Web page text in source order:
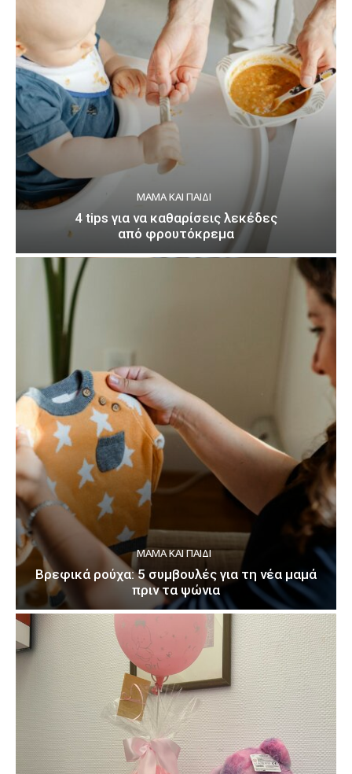
ΜΑΜΆ ΚΑΙ ΠΑΙΔΊ
4 tips για να καθαρίσεις λεκέδες
από φρουτόκρεμα
ΜΑΜΆ ΚΑΙ ΠΑΙΔΊ
Βρεφικά ρούχα: 5 συμβουλές για τη νέα μαμά
πριν τα ψώνια